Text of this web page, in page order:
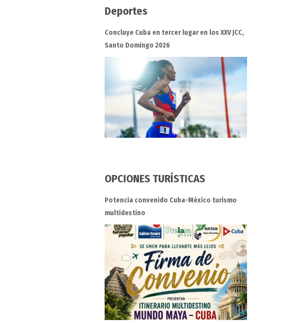
Deportes
Concluye Cuba en tercer lugar en los XXV JCC,
Santo Domingo 2026
OPCIONES TURÍSTICAS
Potencia convenido Cuba-México turismo
multidestino